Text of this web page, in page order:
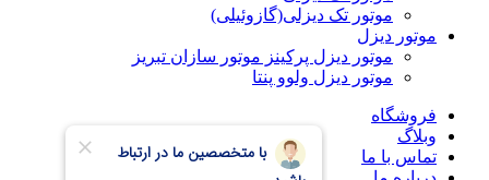
موتور تک دیزلی(گازوئیلی)
موتور دیزل
موتور دیزل پرکینز موتور سازان تبریز
موتور دیزل ولوو پنتا
فروشگاه
وبلاگ
تماس با ما